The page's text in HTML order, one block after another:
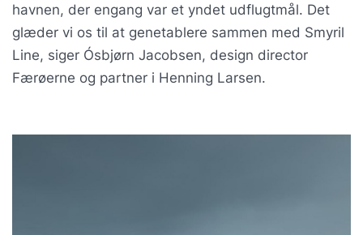
havnen, der engang var et yndet udflugtmål. Det
glæder vi os til at genetablere sammen med Smyril
Line, siger Ósbjørn Jacobsen, design director
Færøerne og partner i Henning Larsen.